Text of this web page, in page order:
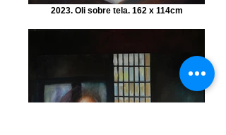
2023. Oli sobre tela. 162 x 114cm